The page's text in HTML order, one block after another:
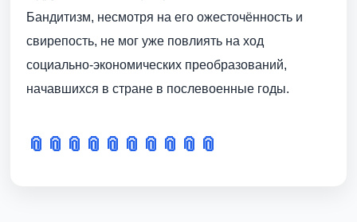
Бандитизм, несмотря на его ожесточённость и
свирепость, не мог уже повлиять на ход
социально-экономических преобразований,
начавшихся в стране в послевоенные годы.
📎 📎 📎 📎 📎 📎 📎 📎 📎 📎